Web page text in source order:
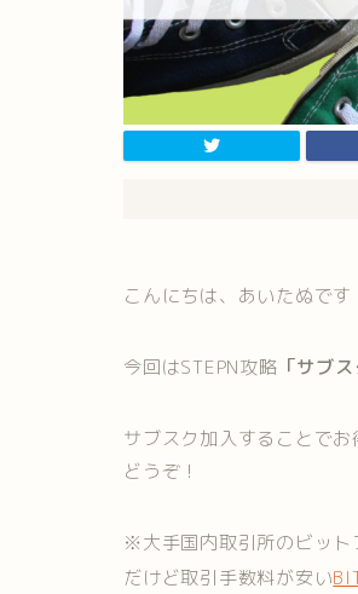
こんにちは、あいたぬです
今回はSTEPN攻略 「サブ
サブスク加入することで
どうぞ！
※大手国内取引所のビット
だけど取引手数料が安い